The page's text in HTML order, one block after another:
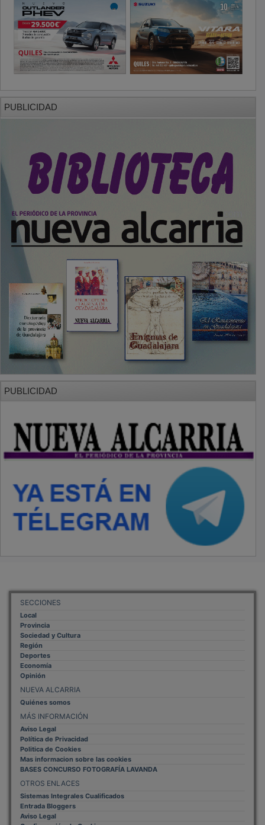
SECCIONES
Local
Provincia
Sociedad y Cultura
Región
Deportes
Economía
Opinión
NUEVA ALCARRIA
Quiénes somos
MÁS INFORMACIÓN
Aviso Legal
Política de Privacidad
Politica de Cookies
Mas informacion sobre las cookies
BASES CONCURSO FOTOGRAFÍA LAVANDA
OTROS ENLACES
Sistemas Integrales Cualificados
Entrada Bloggers
Aviso Legal
Configuración de Cookies